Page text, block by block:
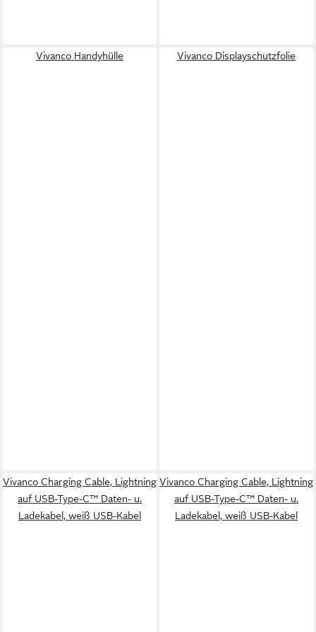
Vivanco Handyhülle Vivanco Displayschutzfolie
Vivanco Charging Cable, Lightning
auf USB-Type-C™ Daten- u.
Ladekabel, weiß USB-Kabel
Vivanco Charging Cable, Lightning
auf USB-Type-C™ Daten- u.
Ladekabel, weiß USB-Kabel